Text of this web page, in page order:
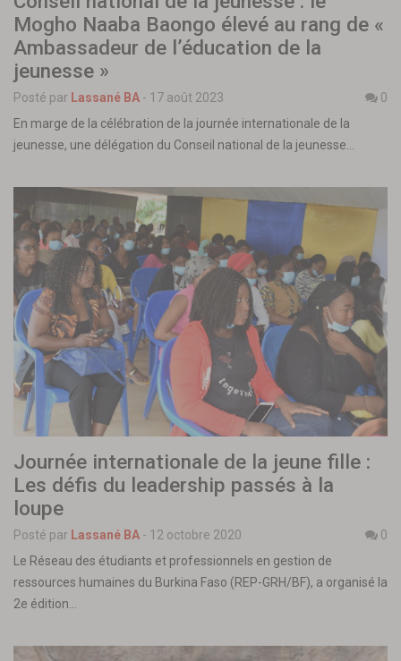
Mogho Naaba Baongo élevé au rang de «
Ambassadeur de l’éducation de la
jeunesse »
Posté par Lassané BA - 17 août 2023
0
En marge de la célébration de la journée internationale de la
jeunesse, une délégation du Conseil national de la jeunesse…
Journée internationale de la jeune fille :
Les défis du leadership passés à la
loupe
Posté par Lassané BA - 12 octobre 2020
0
Le Réseau des étudiants et professionnels en gestion de
ressources humaines du Burkina Faso (REP-GRH/BF), a organisé la
2e édition…